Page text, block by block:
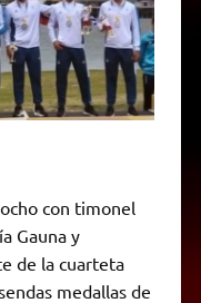
con timonel
Gauna y
de la cuarteta
medallas de